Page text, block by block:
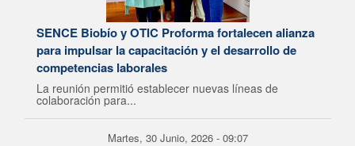
SENCE Biobío y OTIC Proforma fortalecen alianza
para impulsar la capacitación y el desarrollo de
competencias laborales
La reunión permitió establecer nuevas líneas de
colaboración para...
Martes, 30 Junio, 2026 - 09:07